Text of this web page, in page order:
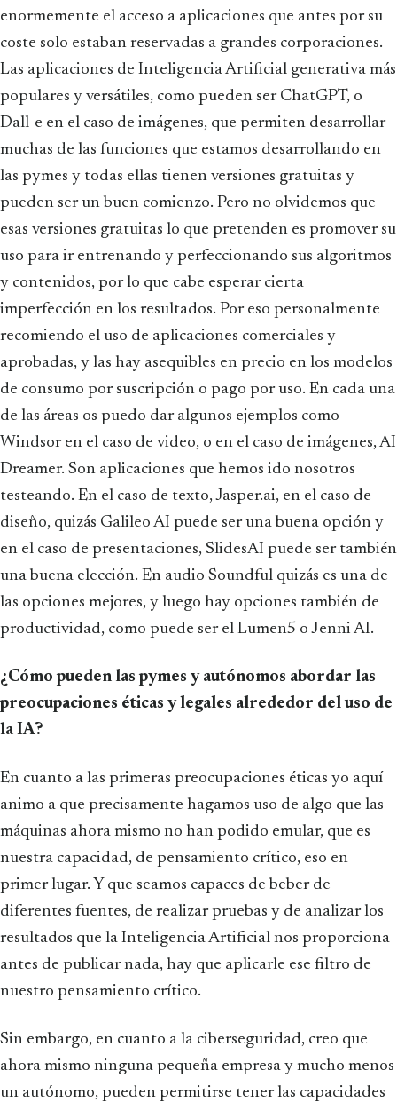
enormemente el acceso a aplicaciones que antes por su
coste solo estaban reservadas a grandes corporaciones.
Las aplicaciones de Inteligencia Artificial generativa más
populares y versátiles, como pueden ser ChatGPT, o
Dall-e en el caso de imágenes, que permiten desarrollar
muchas de las funciones que estamos desarrollando en
las pymes y todas ellas tienen versiones gratuitas y
pueden ser un buen comienzo. Pero no olvidemos que
esas versiones gratuitas lo que pretenden es promover su
uso para ir entrenando y perfeccionando sus algoritmos
y contenidos, por lo que cabe esperar cierta
imperfección en los resultados. Por eso personalmente
recomiendo el uso de aplicaciones comerciales y
aprobadas, y las hay asequibles en precio en los modelos
de consumo por suscripción o pago por uso. En cada una
de las áreas os puedo dar algunos ejemplos como
Windsor en el caso de video, o en el caso de imágenes, AI
Dreamer. Son aplicaciones que hemos ido nosotros
testeando. En el caso de texto, Jasper.ai, en el caso de
diseño, quizás Galileo AI puede ser una buena opción y
en el caso de presentaciones, SlidesAI puede ser también
una buena elección. En audio Soundful quizás es una de
las opciones mejores, y luego hay opciones también de
productividad, como puede ser el Lumen5 o Jenni AI.
¿Cómo pueden las pymes y autónomos abordar las
preocupaciones éticas y legales alrededor del uso de
la IA?
En cuanto a las primeras preocupaciones éticas yo aquí
animo a que precisamente hagamos uso de algo que las
máquinas ahora mismo no han podido emular, que es
nuestra capacidad, de pensamiento crítico, eso en
primer lugar. Y que seamos capaces de beber de
diferentes fuentes, de realizar pruebas y de analizar los
resultados que la Inteligencia Artificial nos proporciona
antes de publicar nada, hay que aplicarle ese filtro de
nuestro pensamiento crítico.
Sin embargo, en cuanto a la ciberseguridad, creo que
ahora mismo ninguna pequeña empresa y mucho menos
un autónomo, pueden permitirse tener las capacidades